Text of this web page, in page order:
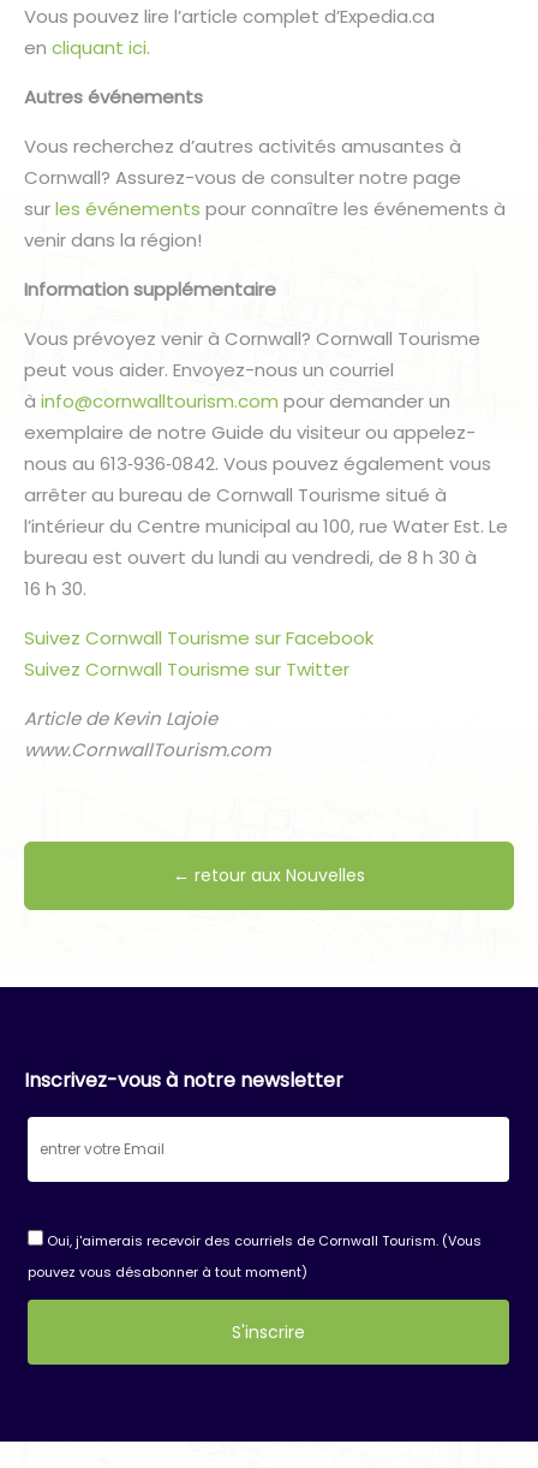
Vous pouvez lire l’article complet d’Expedia.ca
en cliquant ici.
Autres événements
Vous recherchez d’autres activités amusantes à
Cornwall? Assurez-vous de consulter notre page
surles événements pour connaître les événements à
venir dans la région!
Information supplémentaire
Vous prévoyez venir à Cornwall? Cornwall Tourisme
peut vous aider. Envoyez-nous un courriel
à info@cornwalltourism.com pour demander un
exemplaire de notre Guide du visiteur ou appelez-
nous au 613‑936‑0842. Vous pouvez également vous
arrêter au bureau de Cornwall Tourisme situé à
l’intérieur du Centre municipal au 100, rue Water Est. Le
bureau est ouvert du lundi au vendredi, de 8 h 30 à
16 h 30.
Suivez Cornwall Tourisme sur Facebook
Suivez Cornwall Tourisme sur Twitter
Article de Kevin Lajoie
www.CornwallTourism.com
← retour aux Nouvelles
Inscrivez-vous à notre newsletter
Oui, j'aimerais recevoir des courriels de Cornwall Tourism. (Vous
pouvez vous désabonner à tout moment)
Use.